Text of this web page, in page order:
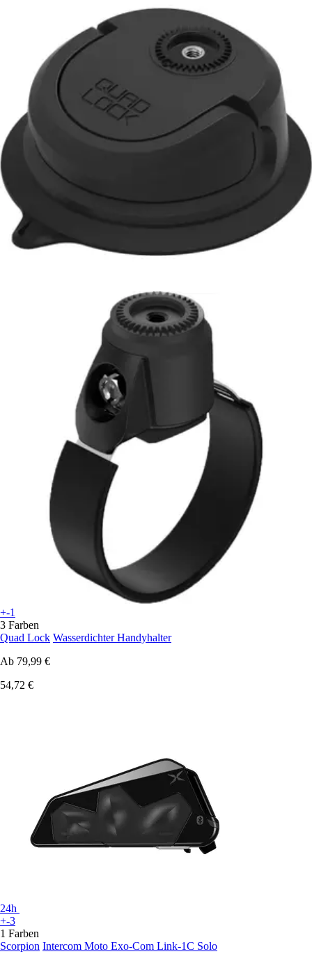
+-1
3 Farben
Quad Lock Wasserdichter Handyhalter
Ab 79,99 €
54,72 €
24h
+-3
1 Farben
Scorpion Intercom Moto Exo-Com Link-1C Solo